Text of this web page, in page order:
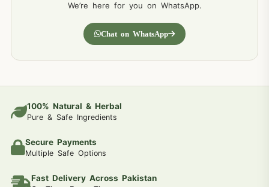
We’re here for you on WhatsApp.
Chat on WhatsApp
100% Natural & Herbal
Pure & Safe Ingredients
Secure Payments
Multiple Safe Options
Fast Delivery Across Pakistan